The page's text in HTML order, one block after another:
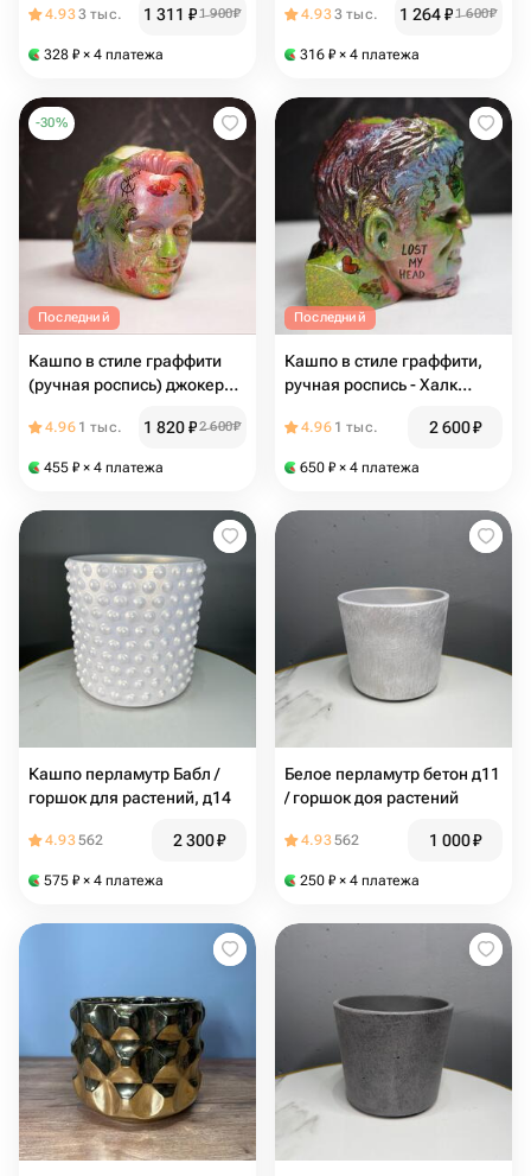
4.933 тыс. 1 311 ₽1 900₽
328 ₽ × 4 платежа
4.933 тыс. 1 264₽1 600₽
316 ₽ × 4 платежа
-30%
Последний
Кашпо в стиле граффити
(ручная роспись) джокер
4.96 1 тыс. 1 820₽2 600₽
455 ₽ × 4 платежа
Последний
Кашпо в стиле граффити,
ручная роспись - Халк
4.96 1 тыс. 2 600₽
650 ₽ × 4 платежа
Кашпо перламутр Бабл /
горшок для растений, д14
4.93562 2 300₽
575 ₽ × 4 платежа
Белое перламутр бетон д11
/ горшок доя растений
4.93562 1 000₽
250 ₽ × 4 платежа